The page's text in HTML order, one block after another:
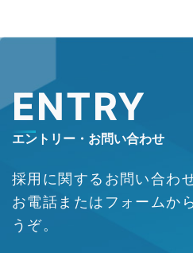
エントリー・お問い合わせ
ENTRY
採用に関するお問い合わ
お電話またはフォームか
うぞ。